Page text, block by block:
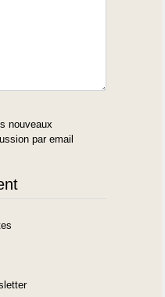
nouveaux
par email